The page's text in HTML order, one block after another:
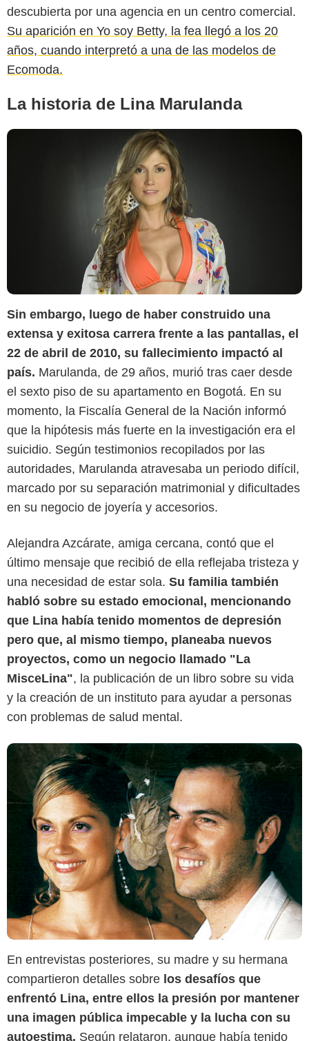
descubierta por una agencia en un centro comercial.
Su aparición en Yo soy Betty, la fea llegó a los 20
años, cuando interpretó a una de las modelos de
Ecomoda.
La historia de Lina Marulanda
Sin embargo, luego de haber construido una
extensa y exitosa carrera frente a las pantallas, el
22 de abril de 2010, su fallecimiento impactó al
país. Marulanda, de 29 años, murió tras caer desde
el sexto piso de su apartamento en Bogotá. En su
momento, la Fiscalía General de la Nación informó
que la hipótesis más fuerte en la investigación era el
suicidio. Según testimonios recopilados por las
autoridades, Marulanda atravesaba un periodo difícil,
marcado por su separación matrimonial y dificultades
en su negocio de joyería y accesorios.
Alejandra Azcárate, amiga cercana, contó que el
último mensaje que recibió de ella reflejaba tristeza y
una necesidad de estar sola. Su familia también
habló sobre su estado emocional, mencionando
que Lina había tenido momentos de depresión
pero que, al mismo tiempo, planeaba nuevos
proyectos, como un negocio llamado "La
MisceLina", la publicación de un libro sobre su vida
y la creación de un instituto para ayudar a personas
con problemas de salud mental.
El Espectador
En entrevistas posteriores, su madre y su hermana
compartieron detalles sobre los desafíos que
enfrentó Lina, entre ellos la presión por mantener
una imagen pública impecable y la lucha con su
autoestima. Según relataron, aunque había tenido
El Espectador